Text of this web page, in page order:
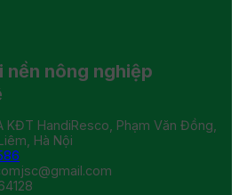
nền nông nghiệp
KĐT HandiResco, Phạm Văn Đồng,
Hà Nội